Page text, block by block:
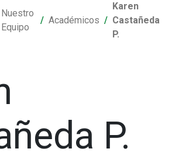
Nuestro
Equipo
Académicos
Karen
Castañeda
P.
P.